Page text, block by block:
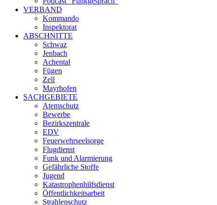
VERBAND
Kommando
Inspektorat
ABSCHNITTE
Schwaz
Jenbach
Achental
Fügen
Zell
Mayrhofen
SACHGEBIETE
Atemschutz
Bewerbe
Bezirkszentrale
EDV
Feuerwehrseelsorge
Flugdienst
Funk und Alarmierung
Gefährliche Stoffe
Jugend
Katastrophenhilfsdienst
Öffentlichkeitsarbeit
Strahlenschutz